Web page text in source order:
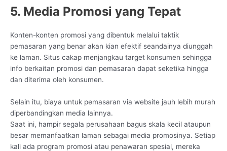
5. Media Promosi yang Tepat
Konten-konten promosi yang dibentuk melalui taktik
pemasaran yang benar akan kian efektif seandainya diunggah
ke laman. Situs cakap menjangkau target konsumen sehingga
info berkaitan promosi dan pemasaran dapat seketika hingga
dan diterima oleh konsumen.
Selain itu, biaya untuk pemasaran via website jauh lebih murah
diperbandingkan media lainnya.
Saat ini, hampir segala perusahaan bagus skala kecil ataupun
besar memanfaatkan laman sebagai media promosinya. Setiap
kali ada program promosi atau penawaran spesial, mereka